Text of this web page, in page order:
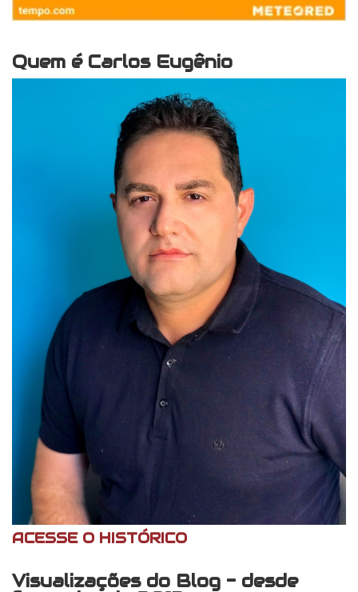
Quem é Carlos Eugênio
ACESSE O HISTÓRICO
Visualizações do Blog - desde